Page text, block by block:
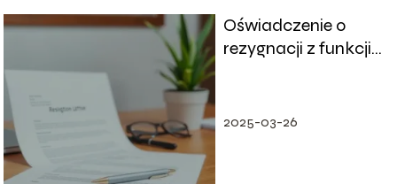
Oświadczenie o
rezygnacji z funkcji
2025-03-26